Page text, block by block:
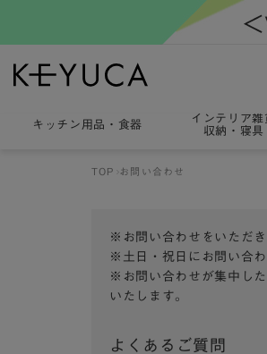
キッチン用品 ・ 食器
インテリア雑
収納・寝具
TOP お問い合わせ
※お問い合わせをいただ
※土日・祝日にお問い合
※お問い合わせが集中し
いたします。
よくあるご質問